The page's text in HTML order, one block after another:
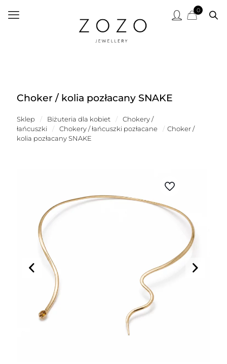
0
Choker / kolia pozłacany SNAKE
Sklep / Biżuteria dla kobiet /
Chokery /
łańcuszki
/ Chokery / łańcuszki pozłacane / Choker /
kolia pozłacany SNAKE